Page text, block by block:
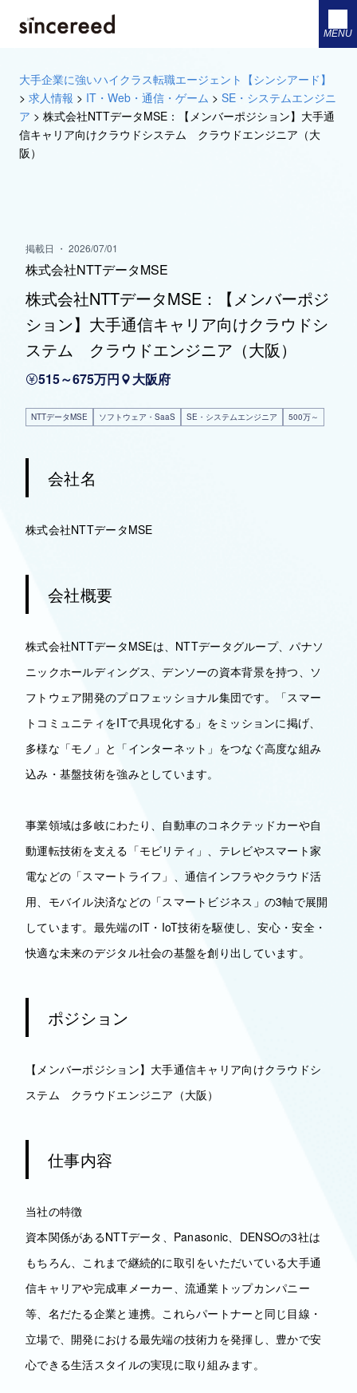
MENU
大手企業に強いハイクラス転職エージェント【シンシアード】
> 求人情報 > IT・Web・通信・ゲーム > SE・システムエンジニ
ア > 株式会社NTTデータMSE：【メンバーポジション】大手通
信キャリア向けクラウドシステム クラウドエンジニア（大
阪）
掲載日 ・ 2026/07/01
株式会社NTTデータMSE
株式会社NTTデータMSE：【メンバーポジ
ション】大手通信キャリア向けクラウドシ
ステム クラウドエンジニア（大阪）
515～675万円 大阪府
NTTデータMSE ソフトウェア・SaaS SE・システムエンジニア 500万～
会社名
株式会社NTTデータMSE
会社概要
株式会社NTTデータMSEは、NTTデータグループ、パナソ
ニックホールディングス、デンソーの資本背景を持つ、ソ
フトウェア開発のプロフェッショナル集団です。「スマー
トコミュニティをITで具現化する」をミッションに掲げ、
多様な「モノ」と「インターネット」をつなぐ高度な組み
込み・基盤技術を強みとしています。
事業領域は多岐にわたり、自動車のコネクテッドカーや自
動運転技術を支える「モビリティ」、テレビやスマート家
電などの「スマートライフ」、通信インフラやクラウド活
用、モバイル決済などの「スマートビジネス」の3軸で展開
しています。最先端のIT・IoT技術を駆使し、安心・安全・
快適な未来のデジタル社会の基盤を創り出しています。
ポジション
【メンバーポジション】大手通信キャリア向けクラウドシ
ステム クラウドエンジニア（大阪）
仕事内容
当社の特徴
資本関係があるNTTデータ、Panasonic、DENSOの3社は
もちろん、これまで継続的に取引をいただいている大手通
信キャリアや完成車メーカー、流通業トップカンパニー
等、名だたる企業と連携。これらパートナーと同じ目線・
立場で、開発における最先端の技術力を発揮し、豊かで安
心できる生活スタイルの実現に取り組みます。